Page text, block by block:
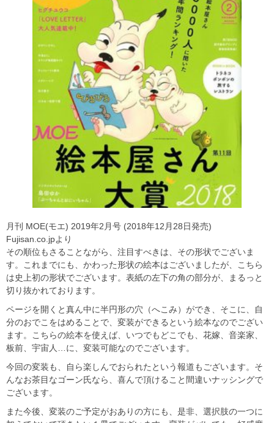
月刊 MOE(モエ) 2019年2月号 (2018年12月28日発売)
Fujisan.co.jpより
その順位もさることながら、注目すべきは、その形状でございま
す。これまでにも、かわった形状の絵本はございましたが、こちら
は史上初の形状でございます。表紙の左下の角の部分が、まるっと
切り抜かれております。
ページを開くと真ん中に半円形の穴（へこみ）ができ、そこに、自
分のおでこをはめることで、変装ができるという絵本なのでござい
ます。こちらの絵本を使えば、いつでもどこでも、花嫁、音楽家、
板前、宇宙人…に、変装可能なのでございます。
今回の変装も、自ら楽しんでおられたという報道もございます。そ
んなお茶目なゴーン氏なら、喜んで頂けること間違いナッシングで
ございます。
また今後、変装のご予定がおありの方にも、是非、選択肢の一つに